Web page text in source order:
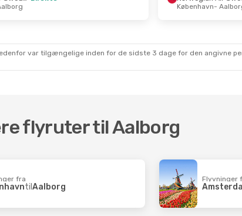
- Søn. 30. Aug.
Aalborg
- København
København-
var tilgængelige inden for de sidste 3 dage for den angivne
flyruter til Aalborg
fra
til Aalborg
Flyvninger